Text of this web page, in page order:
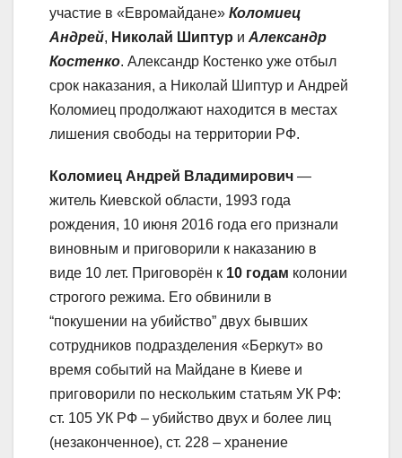
участие в «Евромайдане» Коломиец
Андрей, Николай Шиптур и Александр
Костенко. Александр Костенко уже отбыл
срок наказания, а Николай Шиптур и Андрей
Коломиец продолжают находится в местах
лишения свободы на территории РФ.
Коломиец Андрей Владимирович —
житель Киевской области, 1993 года
рождения, 10 июня 2016 года его признали
виновным и приговорили к наказанию в
виде 10 лет. Приговорён к 10 годам колонии
строгого режима. Его обвинили в
“покушении на убийство” двух бывших
сотрудников подразделения «Беркут» во
время событий на Майдане в Киеве и
приговорили по нескольким статьям УК РФ:
ст. 105 УК РФ – убийство двух и более лиц
(незаконченное), ст. 228 – хранение